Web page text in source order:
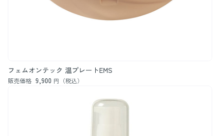
フェムオンテック 温プレートEMS
販売価格 9,900 円（税込）